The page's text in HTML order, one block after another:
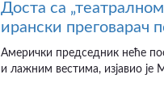
Доста са
ирански преговарач
Амерички председник неће
и лажним вестима, изјавио је